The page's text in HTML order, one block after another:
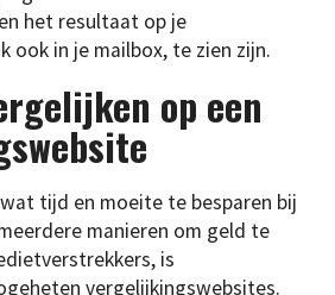
het resultaat op je
ook in je mailbox, te zien zijn.
op een
tijd en moeite te besparen bij
manieren om geld te
is
vergelijkingswebsites.